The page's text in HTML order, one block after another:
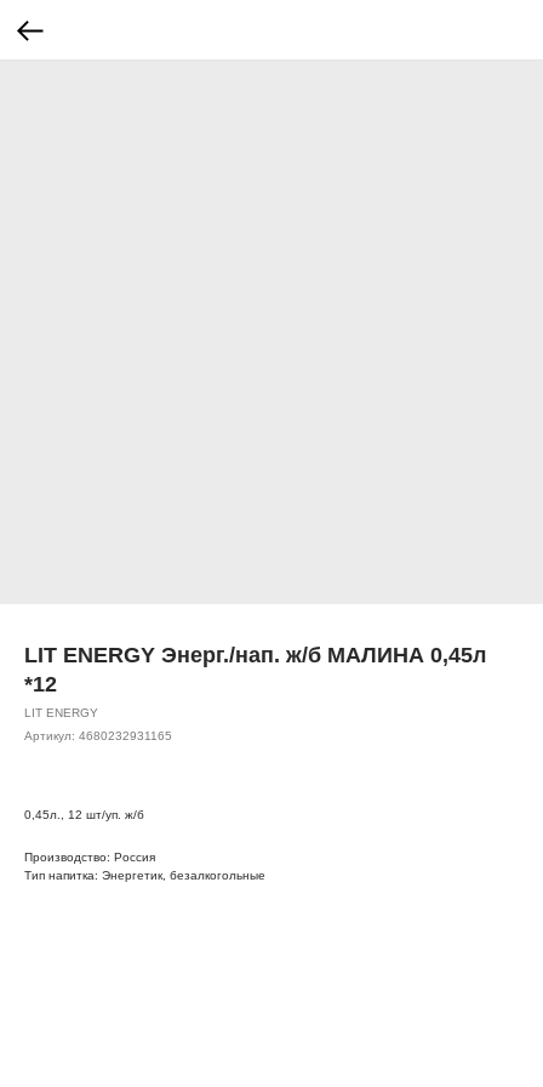
LIT ENERGY Энерг./нап. ж/б МАЛИНА 0,45л
*12
LIT ENERGY
Артикул: 4680232931165
0,45л., 12 шт/уп. ж/б
Производство: Россия
Тип напитка: Энергетик, безалкогольные